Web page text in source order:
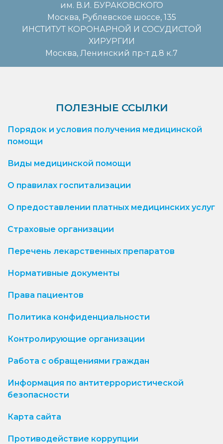
им. В.И. БУРАКОВСКОГО
Москва, Рублевское шоссе, 135
ИНСТИТУТ КОРОНАРНОЙ И СОСУДИСТОЙ
ХИРУРГИИ
Москва, Ленинский пр-т д.8 к.7
ПОЛЕЗНЫЕ ССЫЛКИ
Порядок и условия получения медицинской
помощи
Виды медицинской помощи
О правилах госпитализации
О предоставлении платных медицинских услуг
Страховые организации
Перечень лекарственных препаратов
Нормативные документы
Права пациентов
Политика конфиденциальности
Контролирующие организации
Работа с обращениями граждан
Информация по антитеррористической
безопасности
Карта сайта
Противодействие коррупции